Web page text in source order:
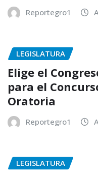
Reportegro1
LEGISLATURA
Elige el
para el
Oratoria
Reportegro1
LEGISLATURA